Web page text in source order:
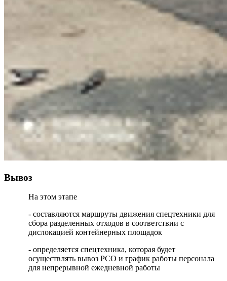
Вывоз
На этом этапе
- составляются маршруты движения спецтехники для
сбора разделенных отходов в соответствии с
дислокацией контейнерных площадок
- определяется спецтехника, которая будет
осуществлять вывоз РСО и график работы персонала
для непрерывной ежедневной работы